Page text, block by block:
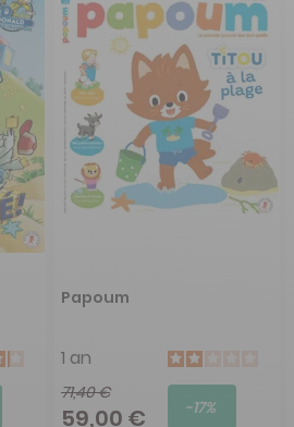
Papoum
1 an
71,40 €
59,00 € -17%